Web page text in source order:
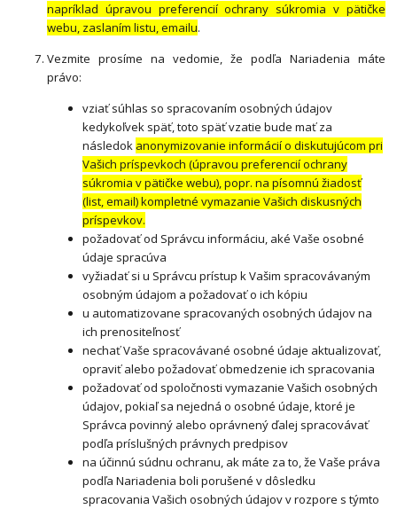
napríklad úpravou preferencií ochrany súkromia v pätičke
webu, zaslaním listu, emailu.
Vezmite prosíme na vedomie, že podľa Nariadenia máte
právo:
vziať súhlas so spracovaním osobných údajov
kedykoľvek späť, toto späť vzatie bude mať za
následok anonymizovanie informácií o diskutujúcom pri
Vašich príspevkoch (úpravou preferencií ochrany
súkromia v pätičke webu), popr. na písomnú žiadosť
(list, email) kompletné vymazanie Vašich diskusných
príspevkov.
požadovať od Správcu informáciu, aké Vaše osobné
údaje spracúva
vyžiadať si u Správcu prístup k Vašim spracovávaným
osobným údajom a požadovať o ich kópiu
u automatizovane spracovaných osobných údajov na
ich prenositeľnosť
nechať Vaše spracovávané osobné údaje aktualizovať,
opraviť alebo požadovať obmedzenie ich spracovania
požadovať od spoločnosti vymazanie Vašich osobných
údajov, pokiaľ sa nejedná o osobné údaje, ktoré je
Správca povinný alebo oprávnený ďalej spracovávať
podľa príslušných právnych predpisov
na účinnú súdnu ochranu, ak máte za to, že Vaše práva
podľa Nariadenia boli porušené v dôsledku
spracovania Vašich osobných údajov v rozpore s týmto